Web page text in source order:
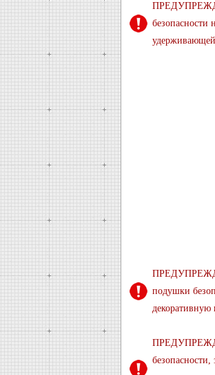
безопасности
подушки
декоративную
безопасности,